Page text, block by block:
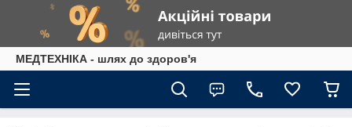
МЕДТЕХНІКА - шлях до здоров'я